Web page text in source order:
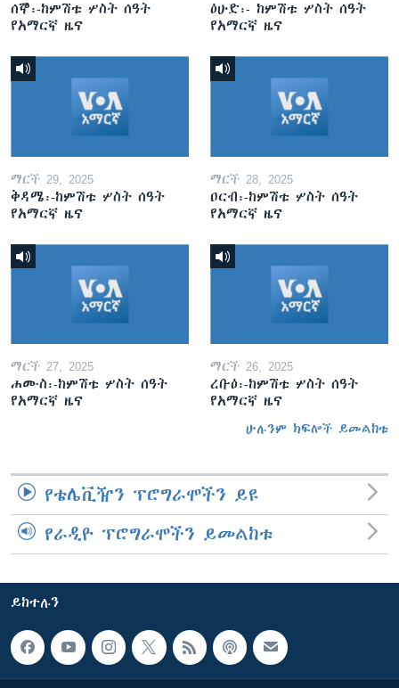
ሰኞ፡-ከምሽቱ ሦስት ሰዓት
የአማርኛ ዜና
ዕሁድ፡- ከምሽቱ ሦስት ሰዓት
የአማርኛ ዜና
ማርች 29, 2025
ቅዳሜ፡-ከምሽቱ ሦስት ሰዓት
የአማርኛ ዜና
ማርች 28, 2025
ዐርብ፡-ከምሽቱ ሦስት ሰዓት
የአማርኛ ዜና
ማርች 27, 2025
ሐሙስ፡-ከምሽቱ ሦስት ሰዓት
የአማርኛ ዜና
ማርች 26, 2025
ረቡዕ፡-ከምሽቱ ሦስት ሰዓት
የአማርኛ ዜና
ሁሉንም ክፍሎች ይመልከቱ
የቴሌቪዥን ፕሮግራሞችን ይዩ
የራዲዮ ፕሮግራሞችን ይመልከቱ
ይከተሉን